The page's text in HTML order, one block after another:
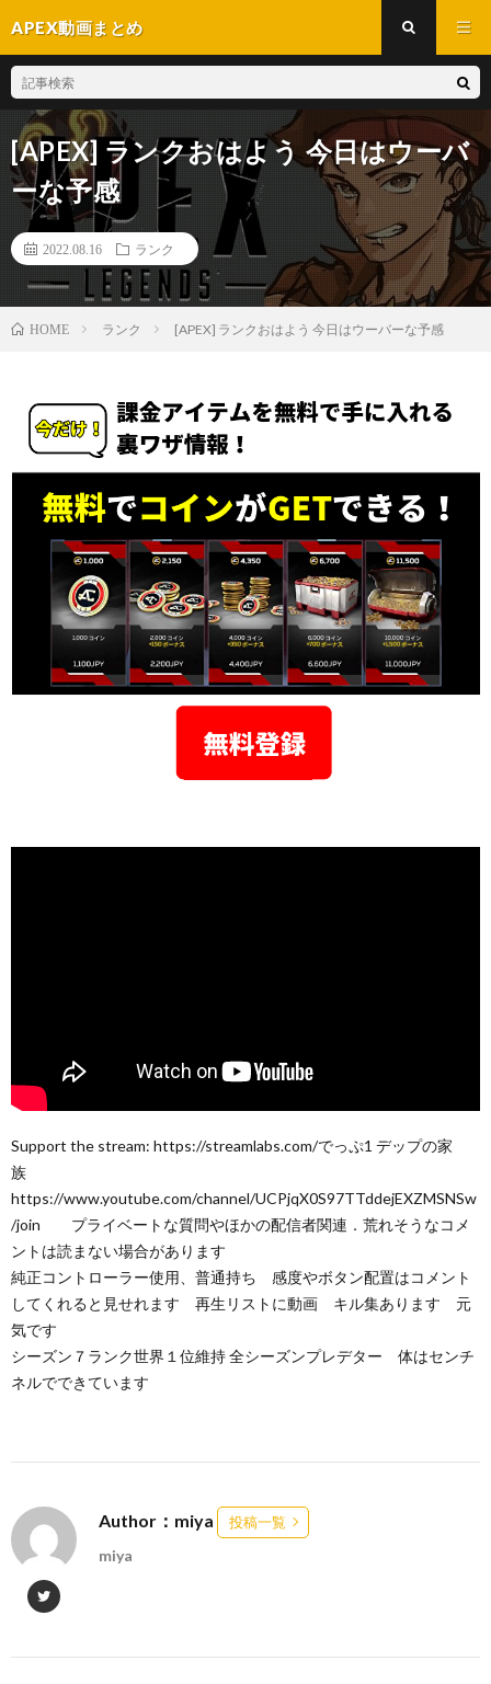
APEX動画まとめ
[APEX] ランクおはよう 今日はウーバ
ーな予感
2022.08.16 ランク
HOME ランク [APEX] ランクおはよう 今日はウーバーな予感
Support the stream: https://streamlabs.com/でっぷ1 デップの家
族
https://www.youtube.com/channel/UCPjqX0S97TTddejEXZMSNSw
/join プライベートな質問やほかの配信者関連．荒れそうなコメ
ントは読まない場合があります
純正コントローラー使用、普通持ち 感度やボタン配置はコメント
してくれると見せれます 再生リストに動画 キル集あります 元
気です
シーズン７ランク世界１位維持 全シーズンプレデター 体はセンチ
ネルでできています
Author：miya 投稿一覧
miya